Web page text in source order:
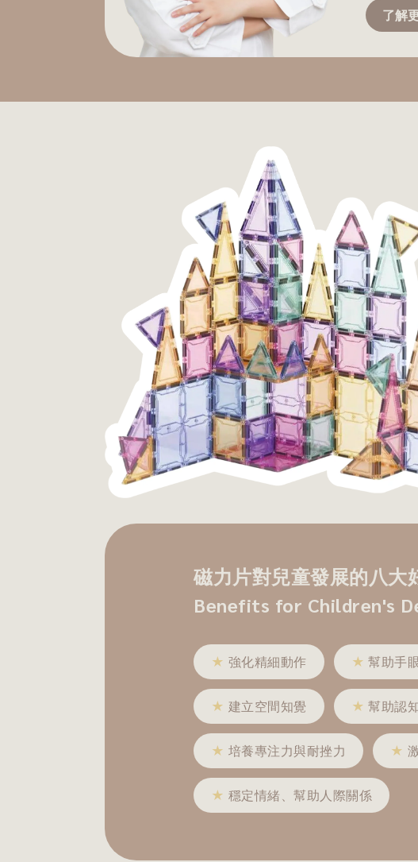
了解
磁力片對兒童發展的八
Benefits for Children's
★ 強化精細動作 ★ 幫助手
★ 建立空間知覺 ★ 幫助認
★ 培養專注力與耐挫力 ★
★ 穩定情緒、幫助人際關係